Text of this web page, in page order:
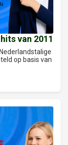
van 2011
op basis van